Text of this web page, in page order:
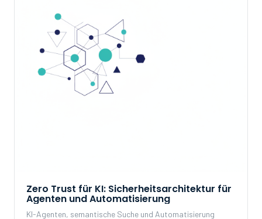
Zero Trust für KI: Sicherheitsarchitektur für
Agenten und Automatisierung
KI-Agenten, semantische Suche und Automatisierung